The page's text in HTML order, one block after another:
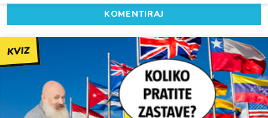
KOMENTIRAJ
KVIZ